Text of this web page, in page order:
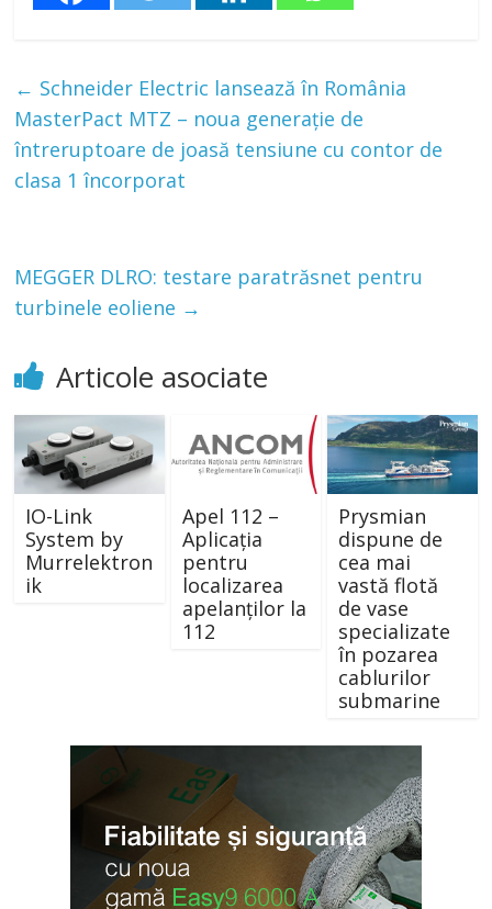
← Schneider Electric lansează în România
MasterPact MTZ – noua generație de
întreruptoare de joasă tensiune cu contor de
clasa 1 încorporat
MEGGER DLRO: testare paratrăsnet pentru
turbinele eoliene →
Articole asociate
IO-Link
System by
Murrelektron
ik
Apel 112 –
Aplicația
pentru
localizarea
apelanților la
112
Prysmian
dispune de
cea mai
vastă flotă
de vase
specializate
în pozarea
cablurilor
submarine